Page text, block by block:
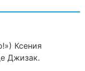
Ксения
Джизак.